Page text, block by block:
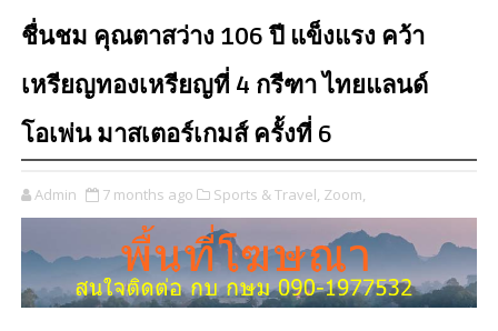
ชื่นชม คุณตาสว่าง 106 ปี แข็งแรง คว้า
เหรียญทองเหรียญที่ 4 กรีฑา ไทยแลนด์
โอเพ่น มาสเตอร์เกมส์ ครั้งที่ 6
Admin 7 months ago Sports & Travel, Zoom,